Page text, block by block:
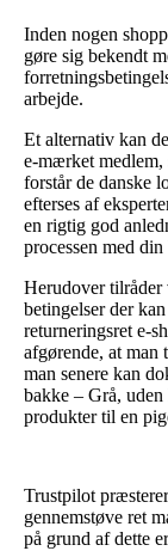
Inden nogen
gøre sig bekendt
arbejde.
Et alternativ kan
e-mærket medlem,
forstår de danske
efterses af
en rigtig god
processen med
Herudover tilråder
betingelser der
returneringsret e-
afgørende, at man
man senere kan
bakke – Grå,
produkter til en
Trustpilot
gennemstøve ret
på grund af dette